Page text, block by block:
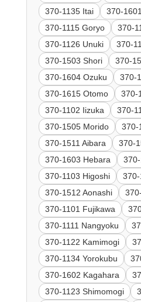
370-1135 Itai
370-
370-1115 Goryo
370-
370-1126 Unuki
370-
370-1503 Shori
370-
370-1604 Ozuku
370-
370-1615 Otomo
370-
370-1102 Iizuka
370-
370-1505 Morido
370-
370-1511 Aibara
370-
370-1603 Hebara
370-1103 Higoshi
370-
370-1512 Aonashi
370-1101 Fujikawa
370-1111 Nangyoku
370-1122 Kamimogi
370-1134 Yorokubu
370-1602 Kagahara
370-1123 Shimomogi